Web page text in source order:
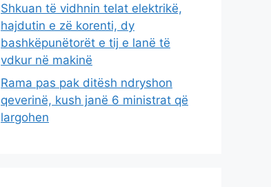
Shkuan të vidhnin telat elektrikë,
hajdutin e zë korenti, dy
bashkëpunëtorët e tij e lanë të
vdkur në makinë
Rama pas pak ditësh ndryshon
qeverinë, kush janë 6 ministrat që
largohen